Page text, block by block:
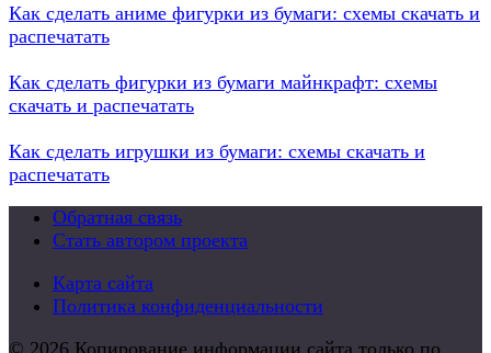
Как сделать аниме фигурки из бумаги: схемы скачать и
распечатать
Как сделать фигурки из бумаги майнкрафт: схемы
скачать и распечатать
Как сделать игрушки из бумаги: схемы скачать и
распечатать
Обратная связь
Стать автором проекта
Карта сайта
Политика конфиденциальности
© 2026 Копирование информации сайта только по